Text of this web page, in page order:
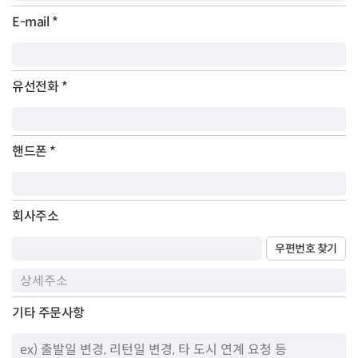
E-mail *
유선전화*
핸드폰 *
회사주소
우편번호 찾기
기타 주문사항